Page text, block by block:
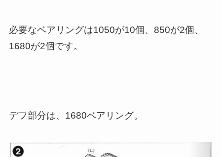
必要なベアリングは1050が10個、850が2個、
1680が2個です。
デフ部分は、1680ベアリング。